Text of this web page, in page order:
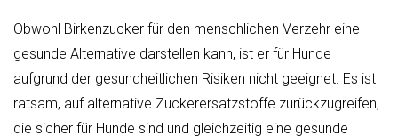
Obwohl Birkenzucker für den menschlichen Verzehr eine
gesunde Alternative darstellen kann, ist er für Hunde
aufgrund der gesundheitlichen Risiken nicht geeignet. Es ist
ratsam, auf alternative Zuckerersatzstoffe zurückzugreifen,
die sicher für Hunde sind und gleichzeitig eine gesunde